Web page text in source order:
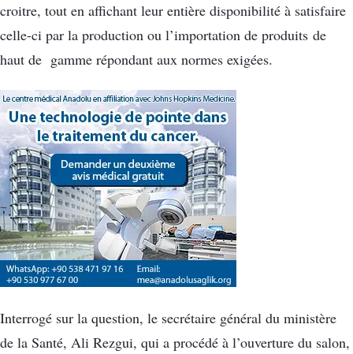
croitre, tout en affichant leur entière disponibilité à satisfaire
celle-ci par la production ou l’importation de produits de
haut de gamme répondant aux normes exigées.
Interrogé sur la question, le secrétaire général du ministère
de la Santé, Ali Rezgui, qui a procédé à l’ouverture du salon,